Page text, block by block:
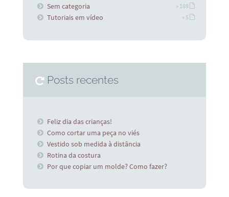
Sem categoria » 169
Tutoriais em vídeo » 5
Posts recentes
Feliz dia das crianças!
Como cortar uma peça no viés
Vestido sob medida à distância
Rotina da costura
Por que copiar um molde? Como fazer?